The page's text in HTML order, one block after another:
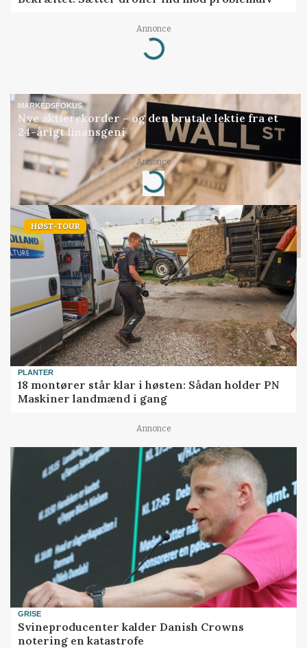
Annonce
Loading...
MARKEDSFOKUS
Nye aktierekorder – og den brutale lektie fra et
24-årigt finansgeni
Annonce
Loading...
HØST-TOUR
PLANTER
18 montører står klar i høsten: Sådan holder PN
Maskiner landmænd i gang
Annonce
GRISE
Svineproducenter kalder Danish Crowns
notering en katastrofe